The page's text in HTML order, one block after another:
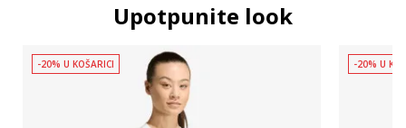
Upotpunite look
-20% U KOŠARICI -20% U